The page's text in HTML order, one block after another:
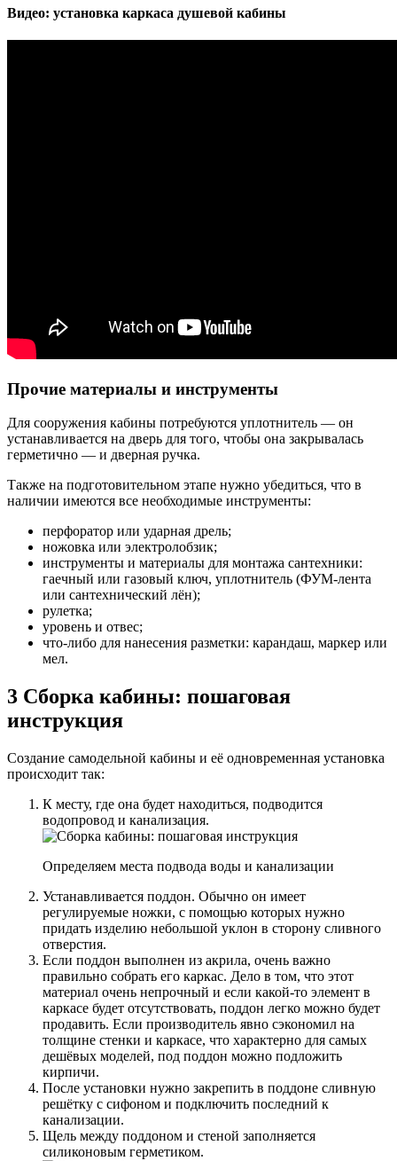
Видео: установка каркаса душевой кабины
Прочие материалы и инструменты
Для сооружения кабины потребуются уплотнитель — он
устанавливается на дверь для того, чтобы она закрывалась
герметично — и дверная ручка.
Также на подготовительном этапе нужно убедиться, что в
наличии имеются все необходимые инструменты:
перфоратор или ударная дрель;
ножовка или электролобзик;
инструменты и материалы для монтажа сантехники:
гаечный или газовый ключ, уплотнитель (ФУМ-лента
или сантехнический лён);
рулетка;
уровень и отвес;
что-либо для нанесения разметки: карандаш, маркер или
мел.
3 Сборка кабины: пошаговая
инструкция
Создание самодельной кабины и её одновременная установка
происходит так:
К месту, где она будет находиться, подводится
водопровод и канализация.
Определяем места подвода воды и канализации
Устанавливается поддон. Обычно он имеет
регулируемые ножки, с помощью которых нужно
придать изделию небольшой уклон в сторону сливного
отверстия.
Если поддон выполнен из акрила, очень важно
правильно собрать его каркас. Дело в том, что этот
материал очень непрочный и если какой-то элемент в
каркасе будет отсутствовать, поддон легко можно будет
продавить. Если производитель явно сэкономил на
толщине стенки и каркасе, что характерно для самых
дешёвых моделей, под поддон можно подложить
кирпичи.
После установки нужно закрепить в поддоне сливную
решётку с сифоном и подключить последний к
канализации.
Щель между поддоном и стеной заполняется
силиконовым герметиком.